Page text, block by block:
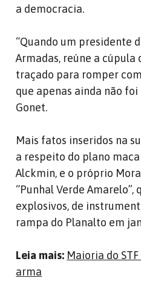
a democracia.
“Quando um presidente
Armadas, reúne a
traçado para romper
que apenas ainda não
Gonet.
Mais fatos inseridos na
a respeito do plano
Alckmin, e o próprio
“Punhal Verde
explosivos, de
rampa do Planalto em
Leia mais: Maioria do
arma